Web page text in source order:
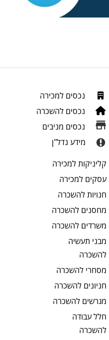
נכסים למכירה
נכסים להשכרה
נכסים מניבים
מידע נדל"ן
קליניקותלמכירה
עסקים למכירה
חנויותלהשכרה
מחסנים להשכרה
משרדים להשכרה
מבני תעשיה
להשכרה
מסחרי להשכרה
חניונים להשכרה
מגרשים להשכרה
חלל עבודה
להשכרה